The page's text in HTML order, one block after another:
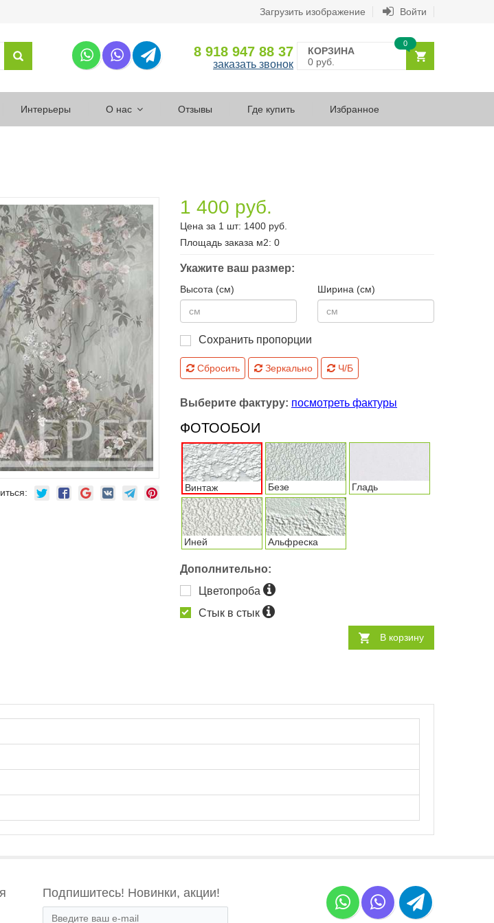
Загрузить изображение Войти
8 918 947 88 37
заказать звонок
КОРЗИНА
0 руб.
0
Интерьеры О нас Отзывы Где купить Избранное
1 400 руб.
Цена за 1 шт: 1400 руб.
Площадь заказа м2: 0
Укажите ваш размер:
Высота (см) Ширина (см)
Сохранить пропорции
Сбросить Зеркально Ч/Б
Выберите фактуру: посмотреть фактуры
ФОТООБОИ
Винтаж Безе Гладь
Иней Альфреска
Дополнительно:
Цветопроба
Стык в стык
В корзину
Подпишитесь! Новинки, акции!